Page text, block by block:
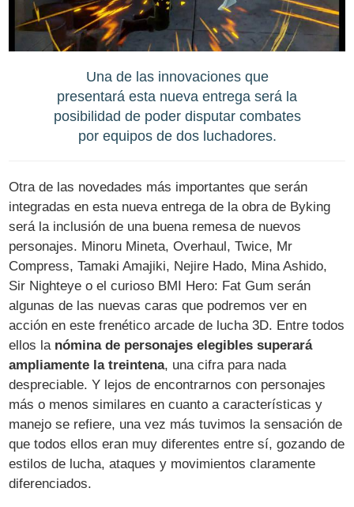
Una de las innovaciones que
presentará esta nueva entrega será la
posibilidad de poder disputar combates
por equipos de dos luchadores.
Otra de las novedades más importantes que serán
integradas en esta nueva entrega de la obra de Byking
será la inclusión de una buena remesa de nuevos
personajes. Minoru Mineta, Overhaul, Twice, Mr
Compress, Tamaki Amajiki, Nejire Hado, Mina Ashido,
Sir Nighteye o el curioso BMI Hero: Fat Gum serán
algunas de las nuevas caras que podremos ver en
acción en este frenético arcade de lucha 3D. Entre todos
ellos la nómina de personajes elegibles superará
ampliamente la treintena, una cifra para nada
despreciable. Y lejos de encontrarnos con personajes
más o menos similares en cuanto a características y
manejo se refiere, una vez más tuvimos la sensación de
que todos ellos eran muy diferentes entre sí, gozando de
estilos de lucha, ataques y movimientos claramente
diferenciados.